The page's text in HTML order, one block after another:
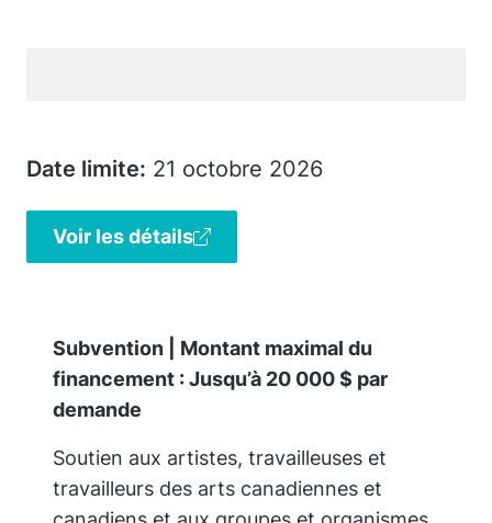
Date limite: 21 octobre 2026
Voir les détails
Subvention | Montant maximal du
financement : Jusqu’à 20 000 $ par
demande
Soutien aux artistes, travailleuses et
travailleurs des arts canadiennes et